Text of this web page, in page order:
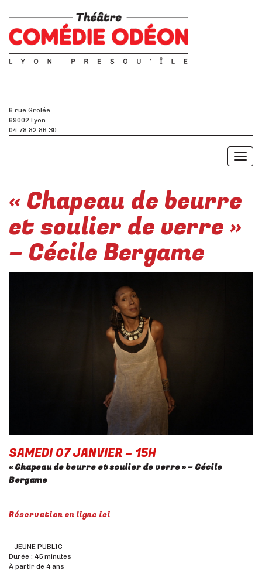
6 rue Grolée
69002 Lyon
04 78 82 86 30
Toggle
« Chapeau de beurre
et soulier de verre »
– Cécile Bergame
SAMEDI 07 JANVIER – 15H
« Chapeau de beurre et soulier de verre» – Cécile
Bergame
Réservation en ligne ici
– JEUNE PUBLIC –
Durée : 45 minutes
À partir de 4 ans